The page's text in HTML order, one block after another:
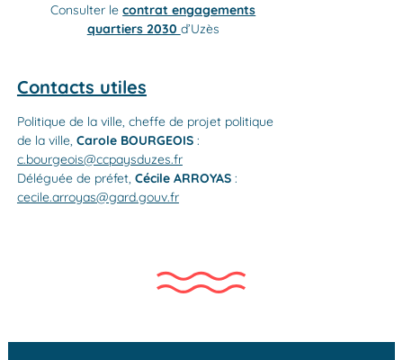
Consulter lecontrat engagements
quartiers 2030 d’Uzès
Contacts utiles
Politique de la ville, cheffe de projet politique
de la ville, Carole BOURGEOIS:
c.bourgeois@ccpaysduzes.fr
Déléguée de préfet, Cécile ARROYAS:
cecile.arroyas@gard.gouv.fr